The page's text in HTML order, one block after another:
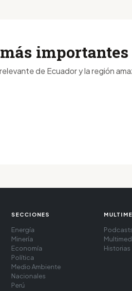
de Ecuador y la región
SECCIONES
Energía
Minería
Economía
Política
Medio Ambiente
Nacionales
Perú
Historias